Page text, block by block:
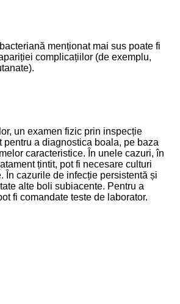
menționat mai sus poate fi
complicațiilor (de exemplu,
un examen fizic prin inspecție
pentru a diagnostica boala, pe baza
caracteristice. În unele cazuri, în
țintit, pot fi necesare culturi
În cazurile de infecție persistentă și
alte boli subiacente. Pentru a
fi comandate teste de laborator.